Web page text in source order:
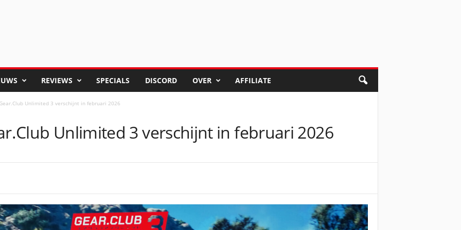
REVIEWS SPECIALS DISCORD OVER AFFILIATE
Unlimited 3 verschijnt in februari 2026
Unlimited 3 verschijnt in februari 2026